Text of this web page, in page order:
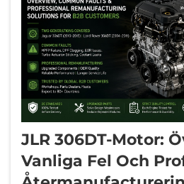
JLR 306DT-Motor:
Vanliga Fel Och